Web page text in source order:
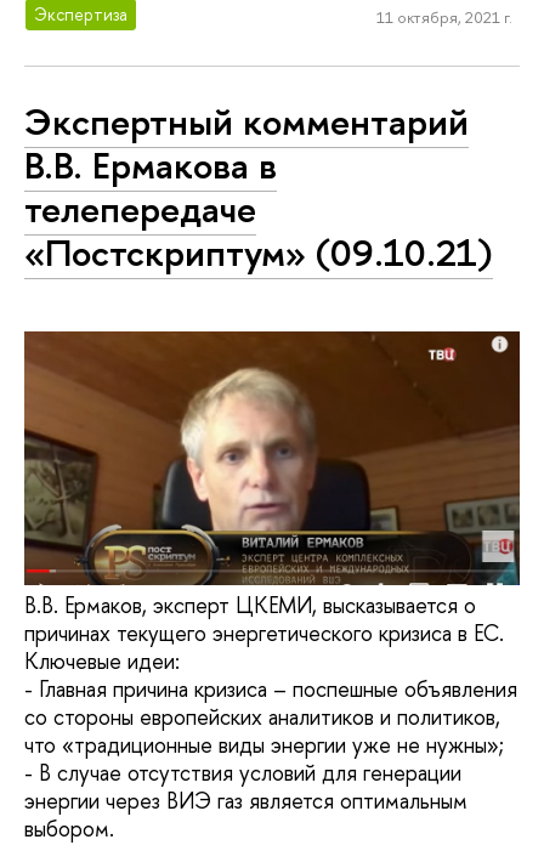
Экспертиза 11 октября, 2021 г.
Экспертный комментарий
В.В. Ермакова в
телепередаче
«Постскриптум» (09.10.21)
В.В. Ермаков, эксперт ЦКЕМИ, высказывается о
причинах текущего энергетического кризиса в ЕС.
Ключевые идеи:
- Главная причина кризиса – поспешные объявления
со стороны европейских аналитиков и политиков,
что «традиционные виды энергии уже не нужны»;
- В случае отсутствия условий для генерации
энергии через ВИЭ газ является оптимальным
выбором.